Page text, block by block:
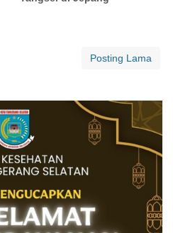
Posting Lama